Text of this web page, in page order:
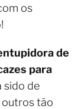
os
de
para
sido de
outros tão